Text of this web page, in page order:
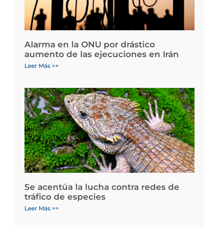
Alarma en la ONU por drástico
aumento de las ejecuciones en Irán
Leer Más >>
Se acentúa la lucha contra redes de
tráfico de especies
Leer Más >>